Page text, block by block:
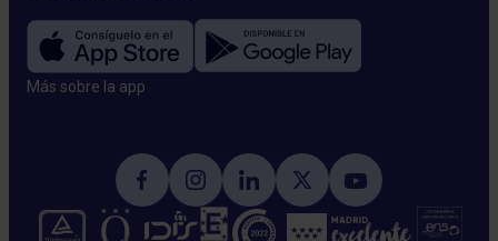
Más sobre la app​